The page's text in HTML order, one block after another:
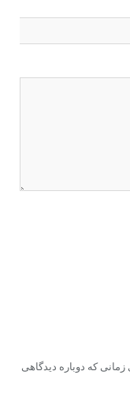
که دوباره دیدگاهی